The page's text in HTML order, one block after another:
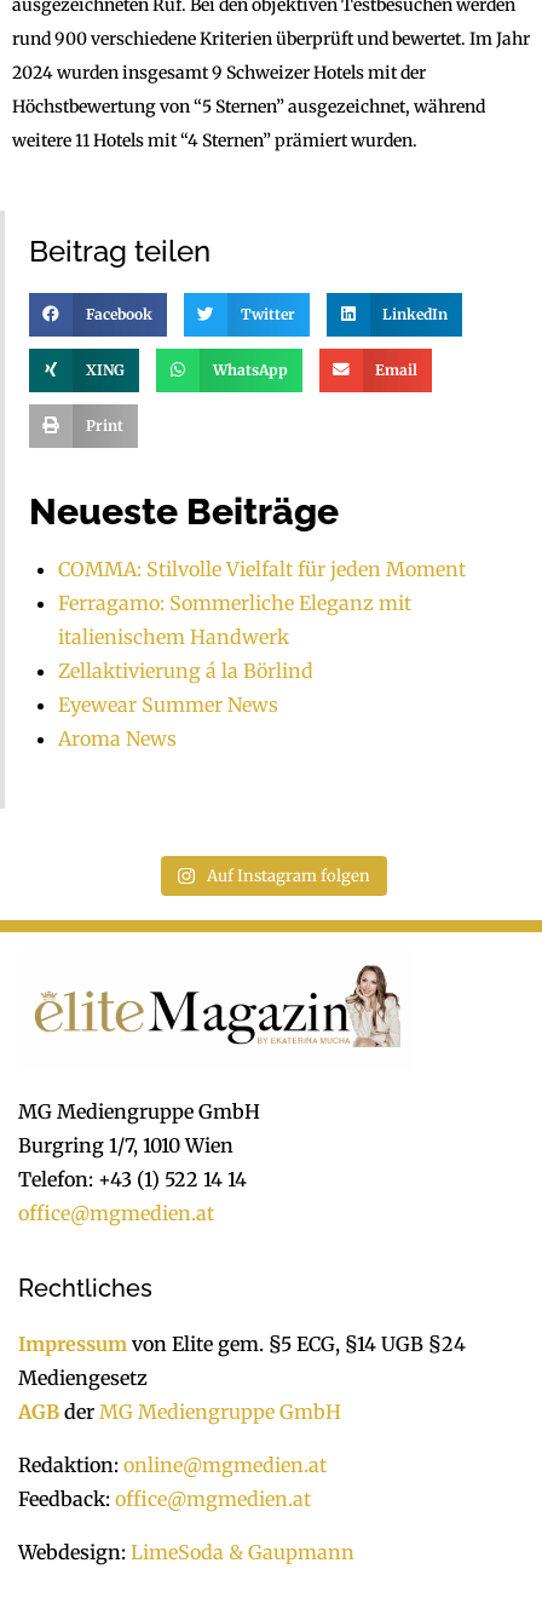
ausgezeichneten Ruf. Bei den objektiven Testbesuchen werden
rund 900 verschiedene Kriterien überprüft und bewertet. Im Jahr
2024 wurden insgesamt 9 Schweizer Hotels mit der
Höchstbewertung von “5 Sternen” ausgezeichnet, während
weitere 11 Hotels mit “4 Sternen” prämiert wurden.
Beitrag teilen
Facebook Twitter LinkedIn
XING WhatsApp Email
Print
Neueste Beiträge
COMMA: Stilvolle Vielfalt für jeden Moment
Ferragamo: Sommerliche Eleganz mit
italienischem Handwerk
Zellaktivierung á la Börlind
Eyewear Summer News
Aroma News
Auf Instagram folgen
MG Mediengruppe GmbH
Burgring 1/7, 1010 Wien
Telefon: +43 (1) 522 14 14
office@mgmedien.at
Rechtliches
Impressum von Elite gem. §5 ECG, §14 UGB §24
Mediengesetz
AGB der MG Mediengruppe GmbH
Redaktion: online@mgmedien.at
Feedback: office@mgmedien.at
Webdesign: LimeSoda & Gaupmann